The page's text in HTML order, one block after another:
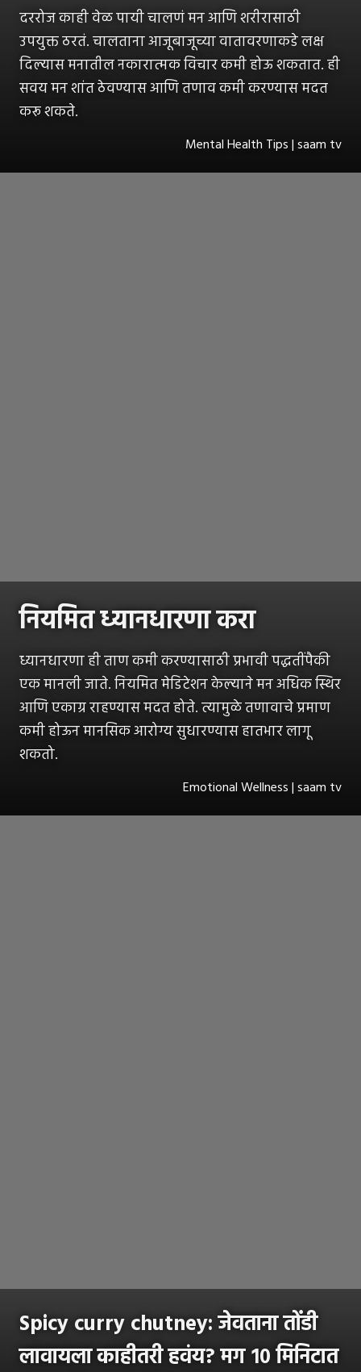
दररोज काही वेळ पायी चालणं मन आणि शरीरासाठी
उपयुक्त ठरतं. चालताना आजूबाजूच्या वातावरणाकडे लक्ष
दिल्यास मनातील नकारात्मक विचार कमी होऊ शकतात. ही
सवय मन शांत ठेवण्यास आणि तणाव कमी करण्यास मदत
करू शकते.
Mental Health Tips | saam tv
नियमित ध्यानधारणा करा
ध्यानधारणा ही ताण कमी करण्यासाठी प्रभावी पद्धतींपैकी
एक मानली जाते. नियमित मेडिटेशन केल्याने मन अधिक स्थिर
आणि एकाग्र राहण्यास मदत होते. त्यामुळे तणावाचे प्रमाण
कमी होऊन मानसिक आरोग्य सुधारण्यास हातभार लागू
शकतो.
Emotional Wellness | saam tv
Spicy curry chutney: जेवताना तोंडी
लावायला काहीतरी हवंय? मग १० मिनिटात